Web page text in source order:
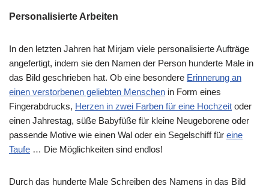
Personalisierte Arbeiten
In den letzten Jahren hat Mirjam viele personalisierte Aufträge
angefertigt, indem sie den Namen der Person hunderte Male in
das Bild geschrieben hat. Ob eine besondere Erinnerung an
einen verstorbenen geliebten Menschen in Form eines
Fingerabdrucks, Herzen in zwei Farben für eine Hochzeit oder
einen Jahrestag, süße Babyfüße für kleine Neugeborene oder
passende Motive wie einen Wal oder ein Segelschiff für eine
Taufe … Die Möglichkeiten sind endlos!
Durch das hunderte Male Schreiben des Namens in das Bild